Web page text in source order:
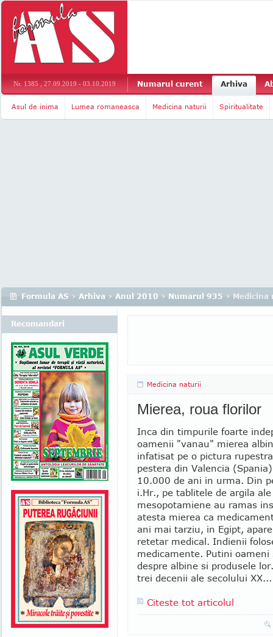
Nr. 1385 , 27.09.2019 - 03.10.2019 Numarul curent Arhiva
Asul de inima Lumea romaneasca Medicina naturii Spiritualitate
Formula AS › Arhiva › Anul 2010 › Numarul 935 ›
Medicina naturii
Mierea, roua florilor
Inca din timpurile foarte
oamenii "vanau" mierea
infatisat pe o pictura
pestera din Valencia
10.000 de ani in urma. Din
i.Hr., pe tablitele de argila
mesopotamiene au ramas
atesta mierea ca
ani mai tarziu, in Egipt,
retetar medical. Indienii
medicamente. Putini
despre albine si produsele
trei decenii ale secolului XX...
Citeste tot articolul
Recomandari